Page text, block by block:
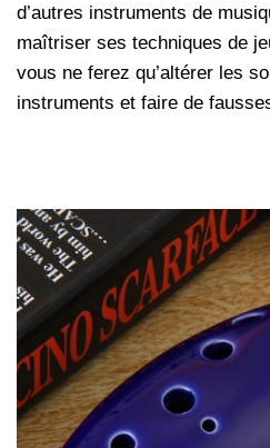
d’autres instruments de
maîtriser ses techniques de
vous ne ferez qu’altérer les
instruments et faire de